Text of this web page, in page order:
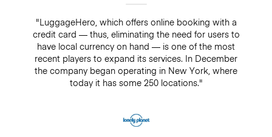
"LuggageHero, which offers online booking with a
credit card — thus, eliminating the need for users to
have local currency on hand — is one of the most
recent players to expand its services. In December
the company began operating in New York, where
today it has some 250 locations."